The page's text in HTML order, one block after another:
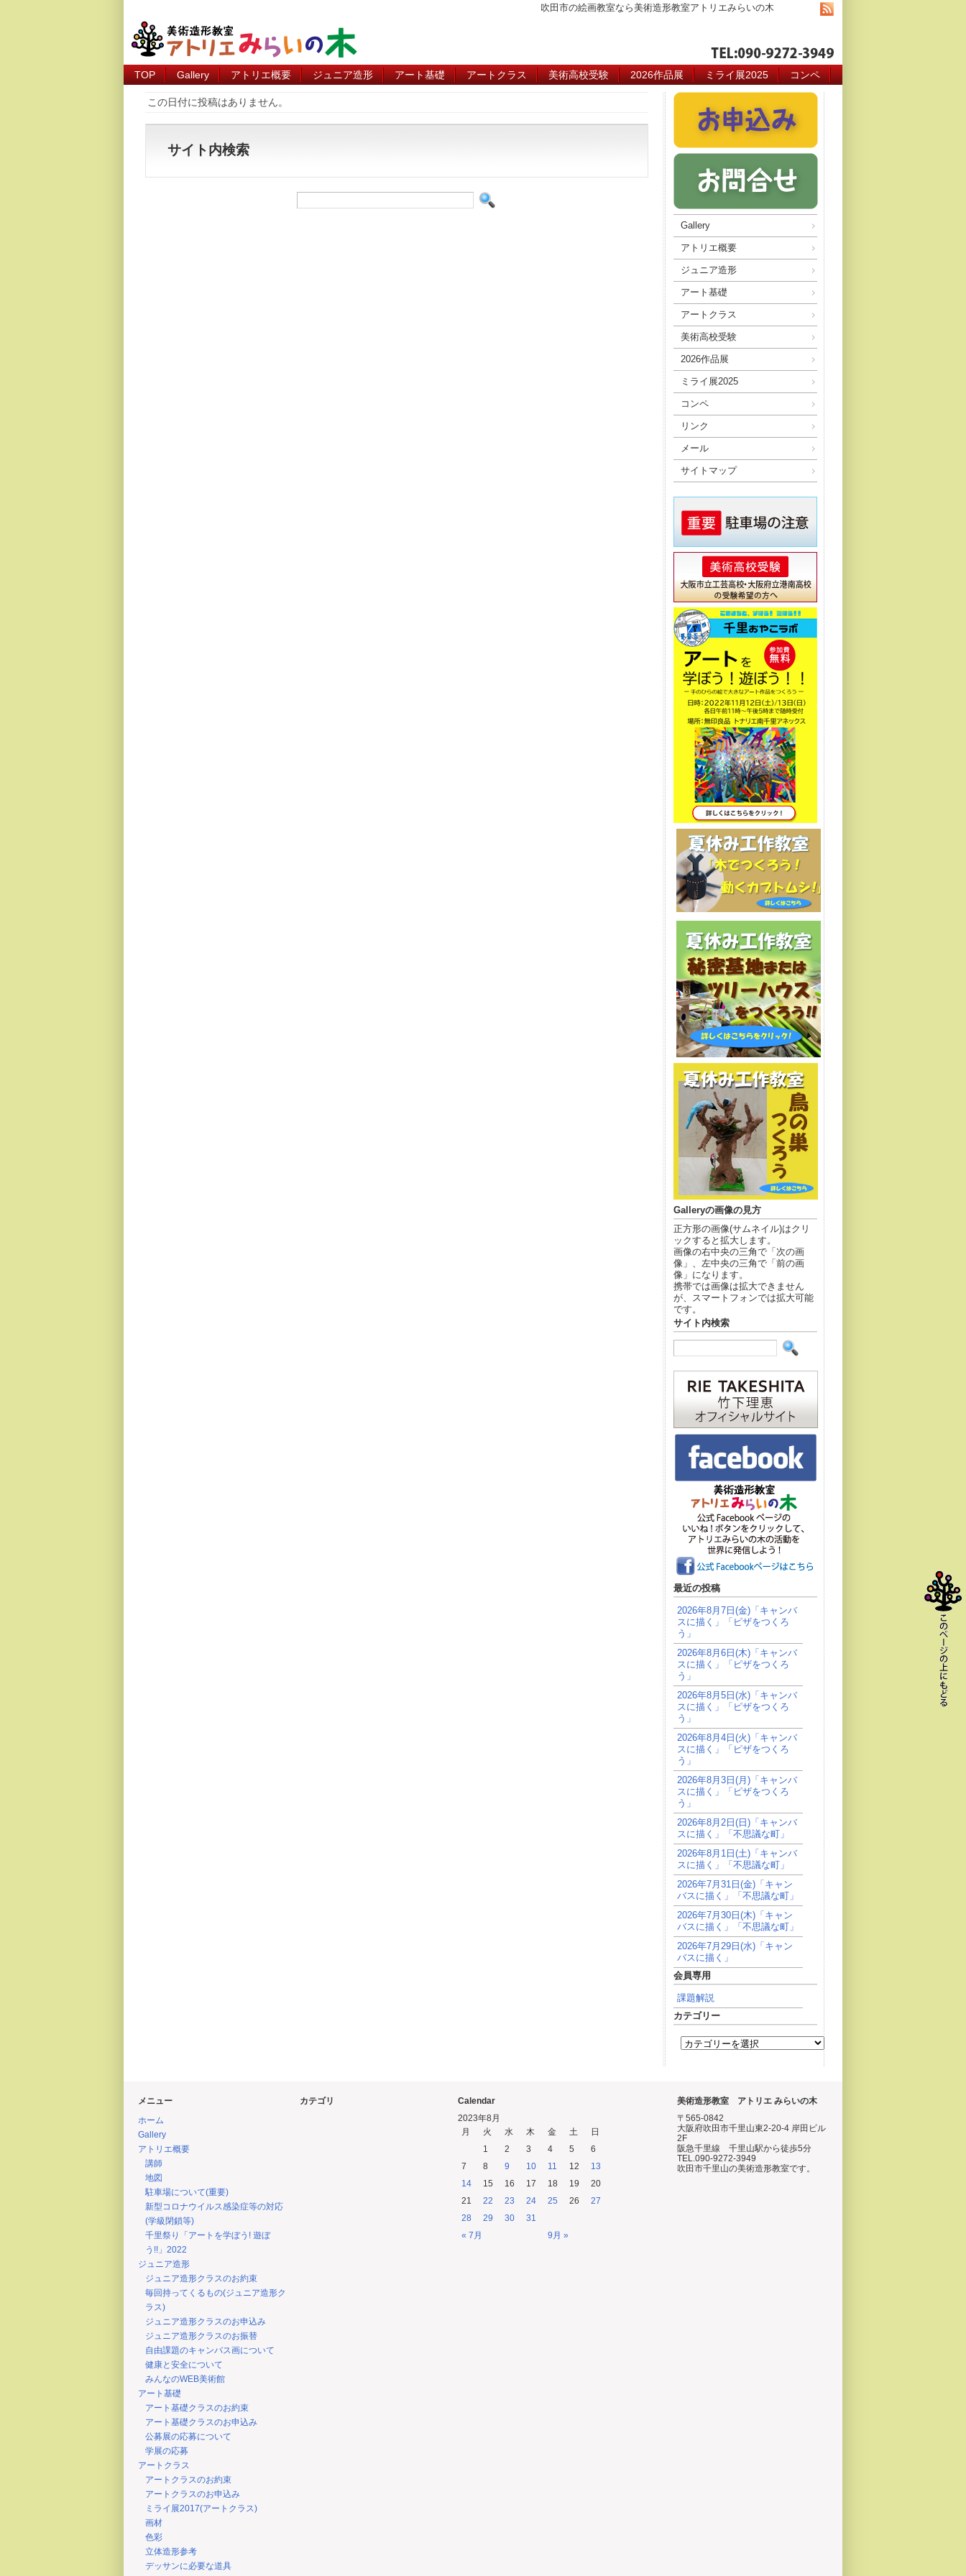
吹田市の絵画教室なら美術造形教室アトリエみらいの木
TOP Gallery アトリエ概要 ジュニア造形 アート基礎 アートクラス 美術高校受験 2026作品展 ミライ展2025 コンペ
この日付に投稿はありません。
サイト内検索
Gallery
アトリエ概要
ジュニア造形
アート基礎
アートクラス
美術高校受験
2026作品展
ミライ展2025
コンペ
リンク
メール
サイトマップ
Galleryの画像の見方
正方形の画像(サムネイル)はクリ
ックすると拡大します。
画像の右中央の三角で「次の画
像」、左中央の三角で「前の画
像」になります。
携帯では画像は拡大できません
が、スマートフォンでは拡大可能
です。
サイト内検索
最近の投稿
2026年8月7日(金)「キャンバ
スに描く」「ピザをつくろ
う」
2026年8月6日(木)「キャンバ
スに描く」「ピザをつくろ
う」
2026年8月5日(水)「キャンバ
スに描く」「ピザをつくろ
う」
2026年8月4日(火)「キャンバ
スに描く」「ピザをつくろ
う」
2026年8月3日(月)「キャンバ
スに描く」「ピザをつくろ
う」
2026年8月2日(日)「キャンバ
スに描く」「不思議な町」
2026年8月1日(土)「キャンバ
スに描く」「不思議な町」
2026年7月31日(金)「キャン
バスに描く」「不思議な町」
2026年7月30日(木)「キャン
バスに描く」「不思議な町」
2026年7月29日(水)「キャン
バスに描く」
会員専用
課題解説
カテゴリー
メニュー
ホーム
Gallery
アトリエ概要
講師
地図
駐車場について(重要)
新型コロナウイルス感染症等の対応
(学級閉鎖等)
千里祭り「アートを学ぼう! 遊ぼ
う!!」2022
ジュニア造形
ジュニア造形クラスのお約束
毎回持ってくるもの(ジュニア造形ク
ラス)
ジュニア造形クラスのお申込み
ジュニア造形クラスのお振替
自由課題のキャンバス画について
健康と安全について
みんなのWEB美術館
アート基礎
アート基礎クラスのお約束
アート基礎クラスのお申込み
公募展の応募について
学展の応募
アートクラス
アートクラスのお約束
アートクラスのお申込み
ミライ展2017(アートクラス)
画材
色彩
立体造形参考
デッサンに必要な道具
カテゴリ
Calendar
2023年8月
月
火 水 木 金 土 日
« 7月 9月 »
1 2 3 4 5
6
7
8 9 10 11 12
13
14
15 16 17 18 19
20
21
22 23 24 25 26
27
28
29 30 31
美術造形教室 アトリエ みらいの木
〒565-0842
大阪府吹田市千里山東2-20-4 岸田ビル
2F
阪急千里線 千里山駅から徒歩5分
TEL.090-9272-3949
吹田市千里山の美術造形教室です。